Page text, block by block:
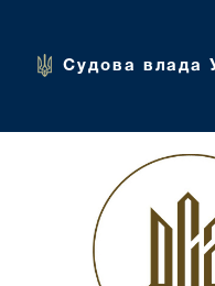
Судова влада